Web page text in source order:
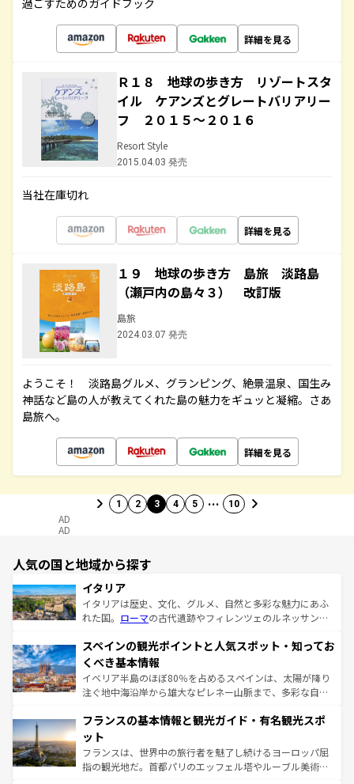
過ごすためのガイドブック
詳細を見る
Ｒ１８ 地球の歩き方 リゾートスタ
イル ケアンズとグレートバリアリー
フ ２０１５～２０１６
Resort Style
2015.04.03 発売
当社在庫切れ
詳細を見る
１９ 地球の歩き方 島旅 淡路島
（瀬戸内の島々３） 改訂版
島旅
2024.03.07 発売
ようこそ！ 淡路島グルメ、グランピング、絶景温泉、国生み
神話など島の人が教えてくれた島の魅力をギュッと凝縮。さあ
島旅へ。
詳細を見る
1 2 3 4 5 … 10
AD
AD
人気の国と地域から探す
イタリア
イタリアは歴史、文化、グルメ、自然と多彩な魅力にあふ
れた国。 ローマの古代遺跡やフィレンツェのルネッサンス
ろん、トスカーナの美しい田園風景やアマルフィ海岸の絶
景など、自然景観も見逃せない。観光の合間には、本場の
ピザやパスタなど、絶品のイタリア料理を堪能することも
できる。朝目覚めてから夜眠るまで、すべての瞬間を楽し
なお、新着のイタリア情報はコンテンツ一覧を参照してほ
しい。
スペインの観光ポイントと人気スポット・知ってお
くべき基本情報
イベリア半島のほぼ80％を占めるスペインは、太陽が降り
注ぐ地中海沿岸から雄大なピレネー山脈まで、多彩な自然
文化が根付くこの国では、情熱的なフラメンコ、熱気あふ
れる闘牛、そして美味しいタパスが生活の一部となってい
る。首都マドリードの洗練された雰囲気や、バルセロナの
アートに溢れた街角から、地方では古代ローマ遺跡や中世
フランスの基本情報と観光ガイド・有名観光スポ
ット
フランスは、世界中の旅行者を魅了し続けるヨーロッパ屈
指の観光地だ。首都パリのエッフェル塔やルーブル美術館